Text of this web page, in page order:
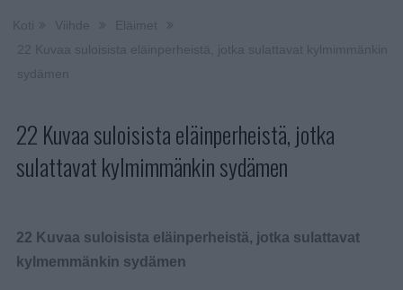
22 Kuvaa suloisista eläinperheistä, jotka
sulattavat kylmimmänkin sydämen
22 Kuvaa suloisista eläinperheistä, jotka sulattavat
kylmemmänkin sydämen